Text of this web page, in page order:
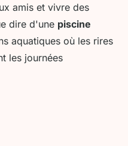
amis et vivre des
dire d'une piscine
aquatiques où les rires
les journées